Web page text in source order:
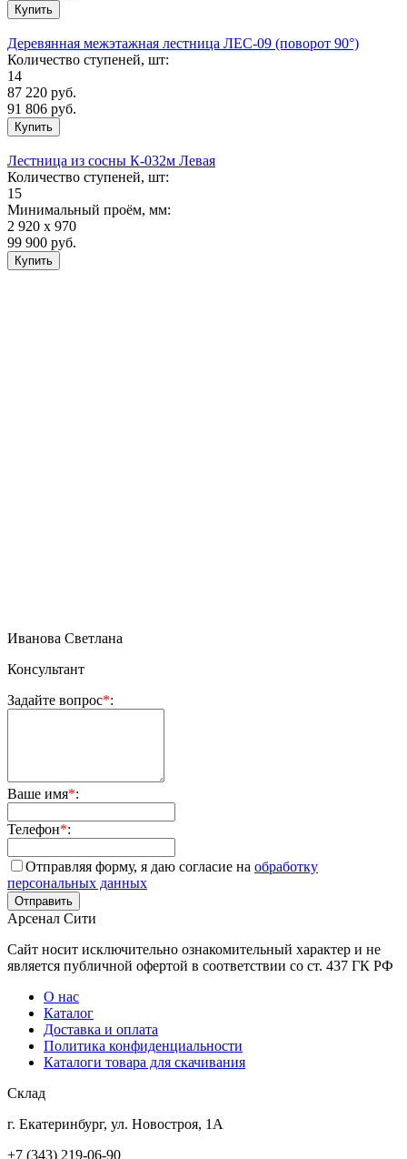
Деревянная межэтажная лестница ЛЕС-09 (поворот 90°)
Количество ступеней, шт:
14
87 220 руб.
91 806 руб.
Лестница из сосны К-032м Левая
Количество ступеней, шт:
15
Минимальный проём, мм:
2 920 х 970
99 900 руб.
Иванова Светлана
Консультант
Задайте вопрос*:
Ваше имя*:
Телефон*:
Отправляя форму, я даю согласие на обработку
персональных данных
Арсенал Сити
Сайт носит исключительно ознакомительный характер и не
является публичной офертой в соответствии со ст. 437 ГК РФ
О нас
Каталог
Доставка и оплата
Политика конфиденциальности
Каталоги товара для скачивания
Склад
г. Екатеринбург, ул. Новостроя, 1А
+7 (343) 219-06-90